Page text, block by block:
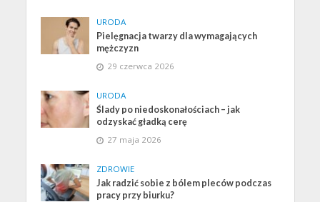
URODA
Pielęgnacja twarzy dla wymagających
mężczyzn
29 czerwca 2026
URODA
Ślady po niedoskonałościach – jak
odzyskać gładką cerę
27 maja 2026
ZDROWIE
Jak radzić sobie z bólem pleców podczas
pracy przy biurku?